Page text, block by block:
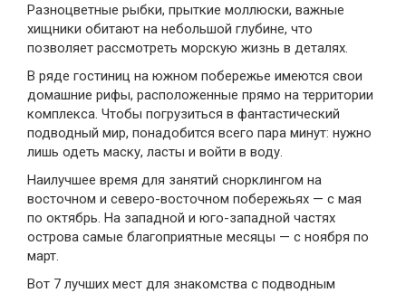
Разноцветные рыбки, прыткие моллюски, важные
хищники обитают на небольшой глубине, что
позволяет рассмотреть морскую жизнь в деталях.
В ряде гостиниц на южном побережье имеются свои
домашние рифы, расположенные прямо на территории
комплекса. Чтобы погрузиться в фантастический
подводный мир, понадобится всего пара минут: нужно
лишь одеть маску, ласты и войти в воду.
Наилучшее время для занятий снорклингом на
восточном и северо-восточном побережьях — с мая
по октябрь. На западной и юго-западной частях
острова самые благоприятные месяцы — с ноября по
март.
Вот 7 лучших мест для знакомства с подводным